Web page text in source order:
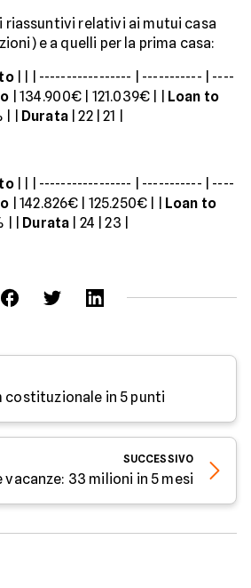
riassuntivi relativi ai mutui casa
e a quelli per la prima casa:
| | | ----------------- | ----------- | ----
| 134.900€ | 121.039€ | |
Loan to
| Durata| 22 | 21 |
| | | ----------------- | ----------- | ----
| 142.826€ | 125.250€ | |
Loan to
| | Durata | 24 | 23 |
costituzionale in 5 punti
SUCCESSIVO
vacanze: 33 milioni in 5 mesi